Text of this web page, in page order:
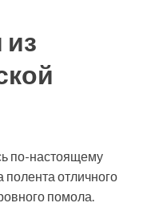
из
по-настоящему
отличного
помола.